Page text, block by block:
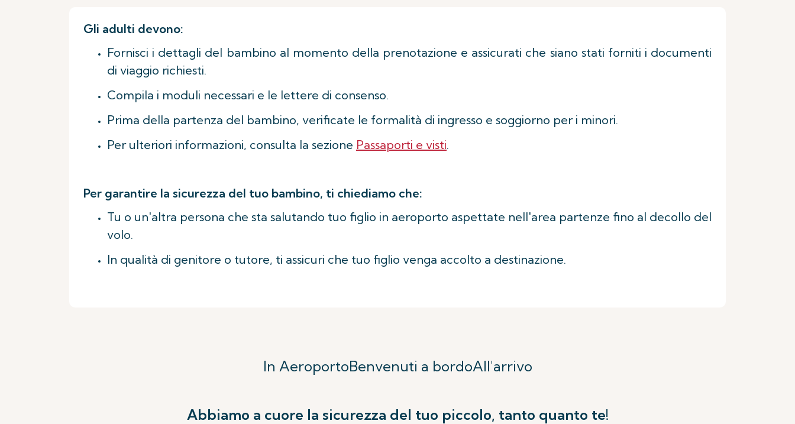
Gli adulti devono:
Fornisci i dettagli del bambino al momento della prenotazione e assicurati che siano stati forniti i documenti
di viaggio richiesti.
Compila i moduli necessari e le lettere di consenso.
Prima della partenza del bambino, verificate le formalità di ingresso e soggiorno per i minori.
Per ulteriori informazioni, consulta la sezione Passaporti e visti.
Per garantire la sicurezza del tuo bambino, ti chiediamo che:
Tu o un'altra persona che sta salutando tuo figlio in aeroporto aspettate nell'area partenze fino al decollo del
volo.
In qualità di genitore o tutore, ti assicuri che tuo figlio venga accolto a destinazione.
In AeroportoBenvenuti a bordoAll'arrivo
Abbiamo a cuore la sicurezza del tuo piccolo, tanto quanto te!